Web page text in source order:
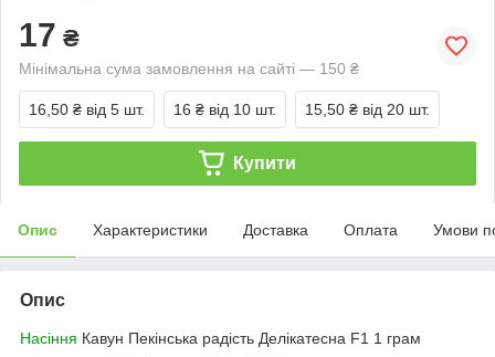
17 ₴
Мінімальна сума замовлення на сайті — 150 ₴
16,50 ₴ від 5 шт. 16 ₴ від 10 шт. 15,50 ₴ від 20 шт.
Купити
Опис Характеристики Доставка Оплата Умови
Опис
Насіння Кавун Пекінська радість Делікатесна F1 1 грам